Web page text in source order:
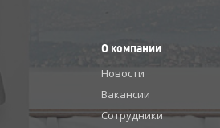
О компании
Новости
Вакансии
Сотрудники